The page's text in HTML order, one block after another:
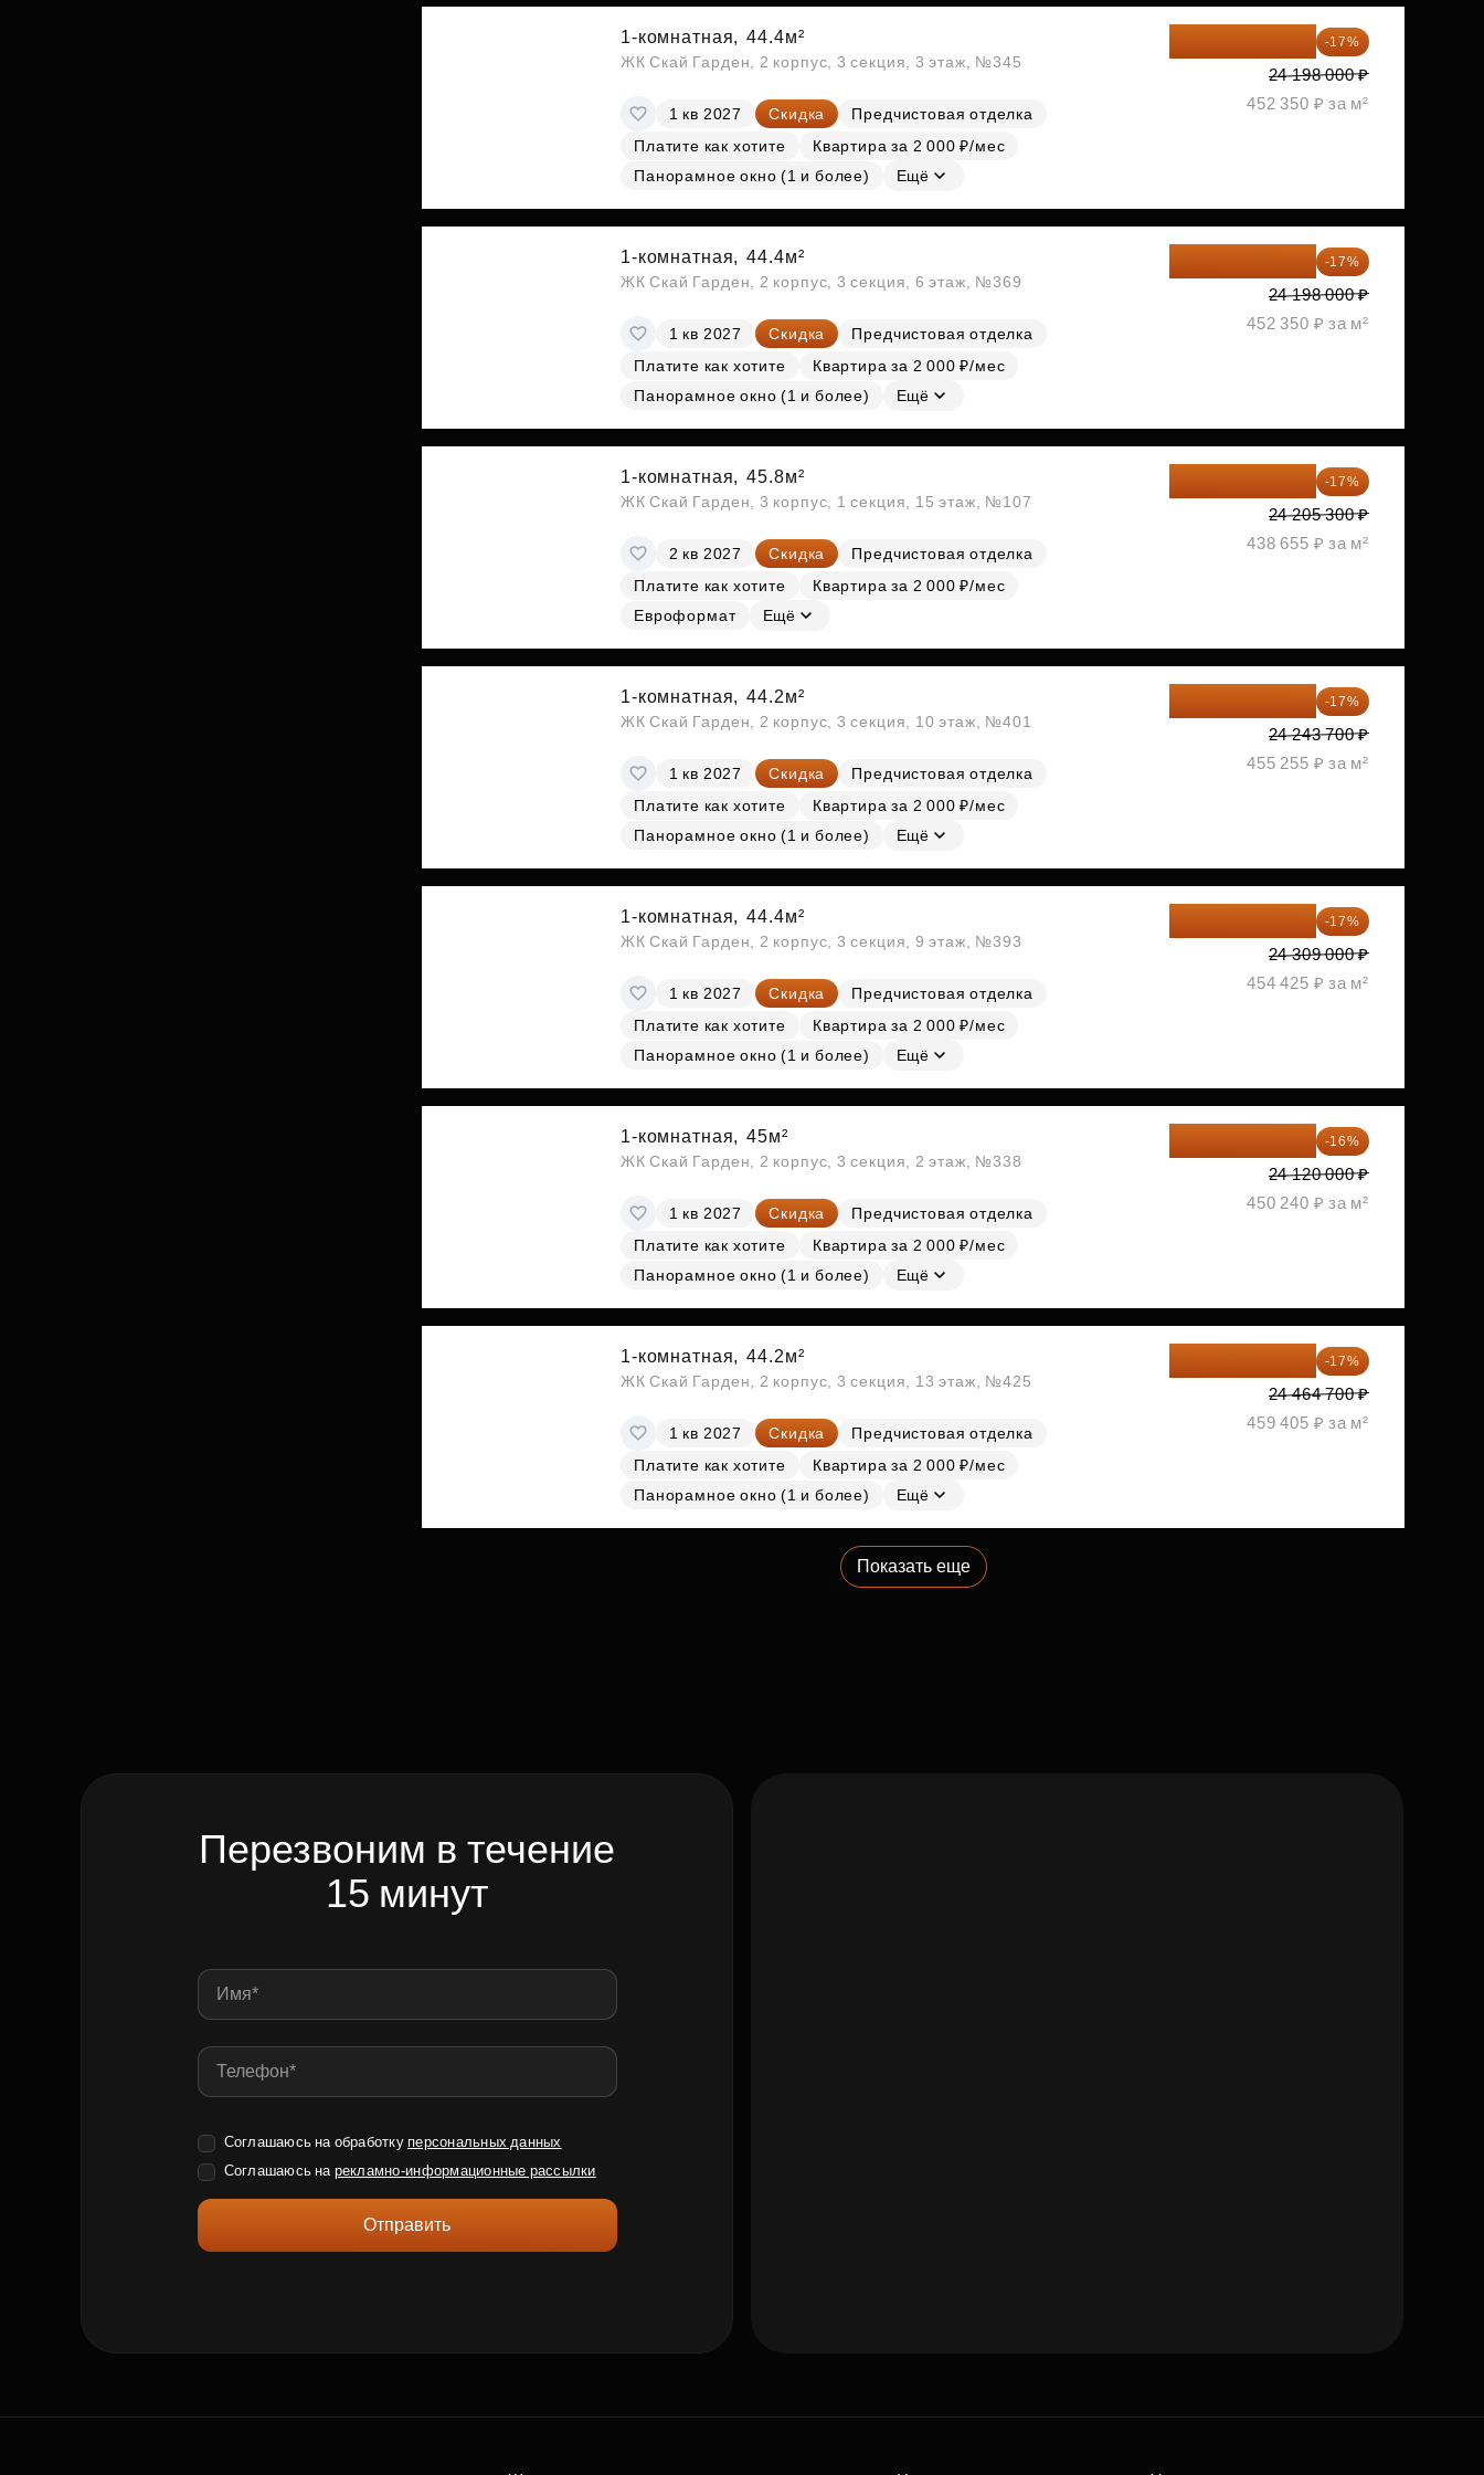
1-комнатная, 44.4м²
ЖК Скай Гарден, 2 корпус, 3 секция, 3 этаж, №345
1 кв 2027 Скидка
Предчистовая отделка
Платите как хотите
Квартира за 2 000 ₽/мес
Панорамное окно (1 и более)
Ещё
-17%
24 198 000 ₽
452 350 ₽ за м²
1-комнатная, 44.4м²
ЖК Скай Гарден, 2 корпус, 3 секция, 6 этаж, №369
1 кв 2027 Скидка
Предчистовая отделка
Платите как хотите
Квартира за 2 000 ₽/мес
Панорамное окно (1 и более)
Ещё
-17%
24 198 000 ₽
452 350 ₽ за м²
1-комнатная, 45.8м²
ЖК Скай Гарден, 3 корпус, 1 секция, 15 этаж, №107
2 кв 2027 Скидка
Предчистовая отделка
Платите как хотите
Квартира за 2 000 ₽/мес
Евроформат
Ещё
-17%
24 205 300 ₽
438 655 ₽ за м²
1-комнатная, 44.2м²
ЖК Скай Гарден, 2 корпус, 3 секция, 10 этаж, №401
1 кв 2027 Скидка
Предчистовая отделка
Платите как хотите
Квартира за 2 000 ₽/мес
Панорамное окно (1 и более)
Ещё
-17%
24 243 700 ₽
455 255 ₽ за м²
1-комнатная, 44.4м²
ЖК Скай Гарден, 2 корпус, 3 секция, 9 этаж, №393
1 кв 2027 Скидка
Предчистовая отделка
Платите как хотите
Квартира за 2 000 ₽/мес
Панорамное окно (1 и более)
Ещё
-17%
24 309 000 ₽
454 425 ₽ за м²
1-комнатная, 45м²
ЖК Скай Гарден, 2 корпус, 3 секция, 2 этаж, №338
1 кв 2027 Скидка
Предчистовая отделка
Платите как хотите
Квартира за 2 000 ₽/мес
Панорамное окно (1 и более)
Ещё
-16%
24 120 000 ₽
450 240 ₽ за м²
1-комнатная, 44.2м²
ЖК Скай Гарден, 2 корпус, 3 секция, 13 этаж, №425
1 кв 2027 Скидка
Предчистовая отделка
Платите как хотите
Квартира за 2 000 ₽/мес
Панорамное окно (1 и более)
Ещё
-17%
24 464 700 ₽
459 405 ₽ за м²
Показать еще
Перезвоним в течение
15 минут
Соглашаюсь на обработку персональных данных
Соглашаюсь на рекламно-информационные рассылки
Отправить